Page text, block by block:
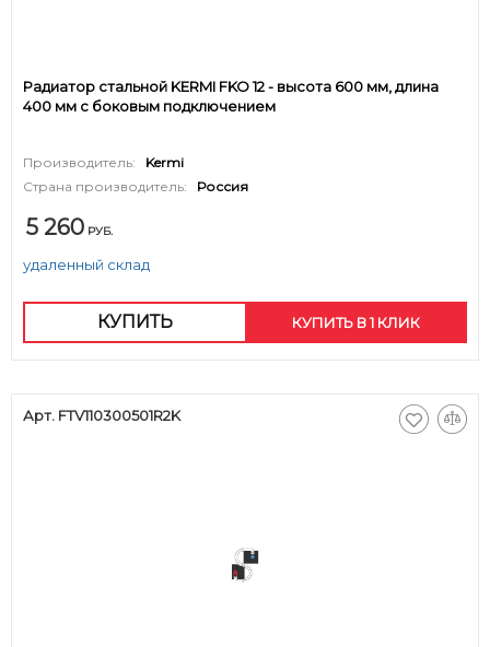
Радиатор стальной KERMI FKO 12 - высота 600 мм, длина
400 мм с боковым подключением
Производитель:
Kermi
Страна производитель:
Россия
5 260 РУБ.
удаленный склад
КУПИТЬ КУПИТЬ В 1 КЛИК
Арт. FTV110300501R2K